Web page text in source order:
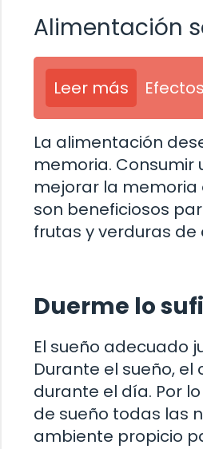
Alimentación
Leer más
La alimentación
memoria.
mejorar la memoria
son beneficiosos
frutas y verduras de
Duerme lo
El sueño adecuado
Durante el sueño,
durante el día. Por
de sueño todas las
ambiente propicio